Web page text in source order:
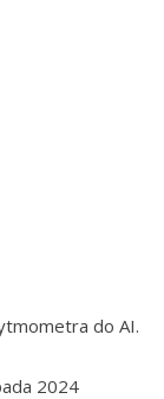
do AI.
2024